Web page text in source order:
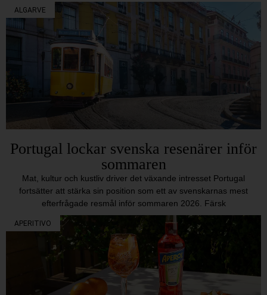
ALGARVE
Portugal lockar svenska resenärer inför
sommaren
Mat, kultur och kustliv driver det växande intresset Portugal
fortsätter att stärka sin position som ett av svenskarnas mest
efterfrågade resmål inför sommaren 2026. Färsk
APERITIVO